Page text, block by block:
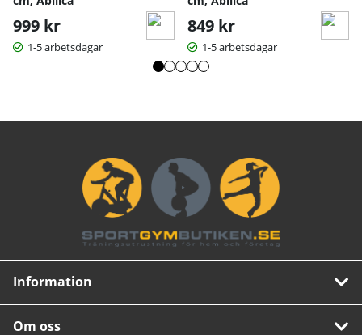
999 kr
1-5 arbetsdagar
849 kr
1-5 arbetsdagar
Information
Om oss